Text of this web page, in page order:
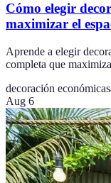
Cómo elegir
maximizar el
Aprende a elegir
completa que
decoración económica
Aug 6